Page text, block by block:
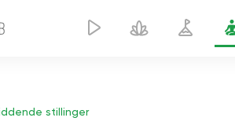
stillinger